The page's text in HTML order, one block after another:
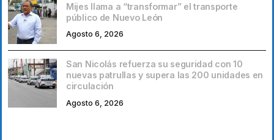
Mijes llama a “transformar” el transporte
público de Nuevo León
Agosto 6, 2026
San Nicolás refuerza su seguridad con 10
nuevas patrullas y supera las 200 unidades en
circulación
Agosto 6, 2026